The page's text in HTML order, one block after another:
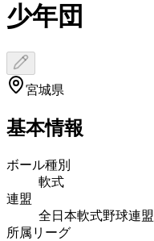
少年団
宮城県
基本情報
ボール種別
軟式
連盟
全日本軟式野球連盟
所属リーグ